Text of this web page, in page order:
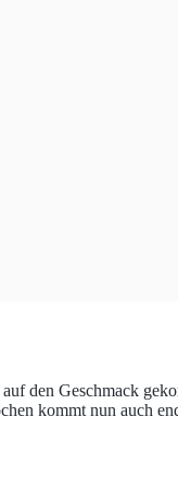
den Geschmack
kommt nun auch